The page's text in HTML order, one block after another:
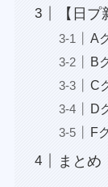
【日
A
B
C
D
F
まとめ